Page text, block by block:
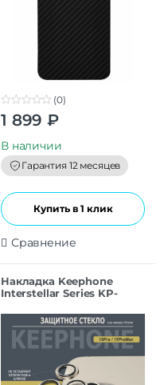
0
t
o
f
5
(0)
1 899 ₽
В наличии
Гарантия 12 месяцев
Купить в 1 клик
Сравнение
Накладка Keephone
Interstellar Series KP-
NO.2